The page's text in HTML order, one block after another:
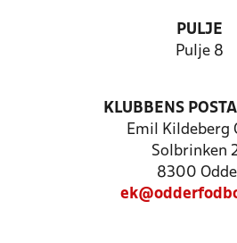
PULJE
Pulje 8
KLUBBENS
Emil Kildeberg
Solbrinken
8300